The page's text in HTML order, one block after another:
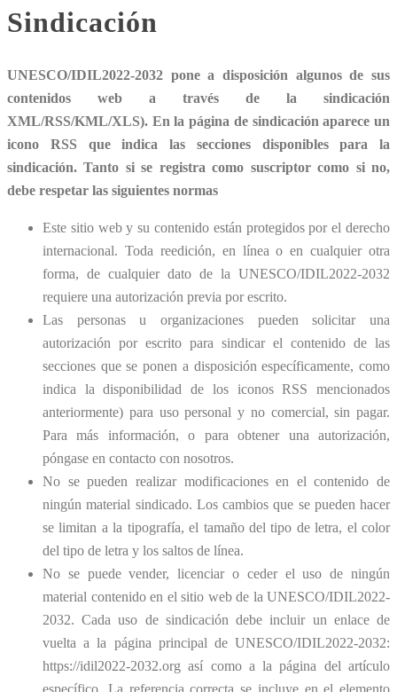
Sindicación
UNESCO/IDIL2022-2032 pone a disposición algunos de sus
contenidos web a través de la sindicación
XML/RSS/KML/XLS). En la página de sindicación aparece un
icono RSS que indica las secciones disponibles para la
sindicación. Tanto si se registra como suscriptor como si no,
debe respetar las siguientes normas
Este sitio web y su contenido están protegidos por el derecho
internacional. Toda reedición, en línea o en cualquier otra
forma, de cualquier dato de la UNESCO/IDIL2022-2032
requiere una autorización previa por escrito.
Las personas u organizaciones pueden solicitar una
autorización por escrito para sindicar el contenido de las
secciones que se ponen a disposición específicamente, como
indica la disponibilidad de los iconos RSS mencionados
anteriormente) para uso personal y no comercial, sin pagar.
Para más información, o para obtener una autorización,
póngase en contacto con nosotros.
No se pueden realizar modificaciones en el contenido de
ningún material sindicado. Los cambios que se pueden hacer
se limitan a la tipografía, el tamaño del tipo de letra, el color
del tipo de letra y los saltos de línea.
No se puede vender, licenciar o ceder el uso de ningún
material contenido en el sitio web de la UNESCO/IDIL2022-
2032. Cada uso de sindicación debe incluir un enlace de
vuelta a la página principal de UNESCO/IDIL2022-2032:
https://idil2022-2032.org así como a la página del artículo
específico. La referencia correcta se incluye en el elemento